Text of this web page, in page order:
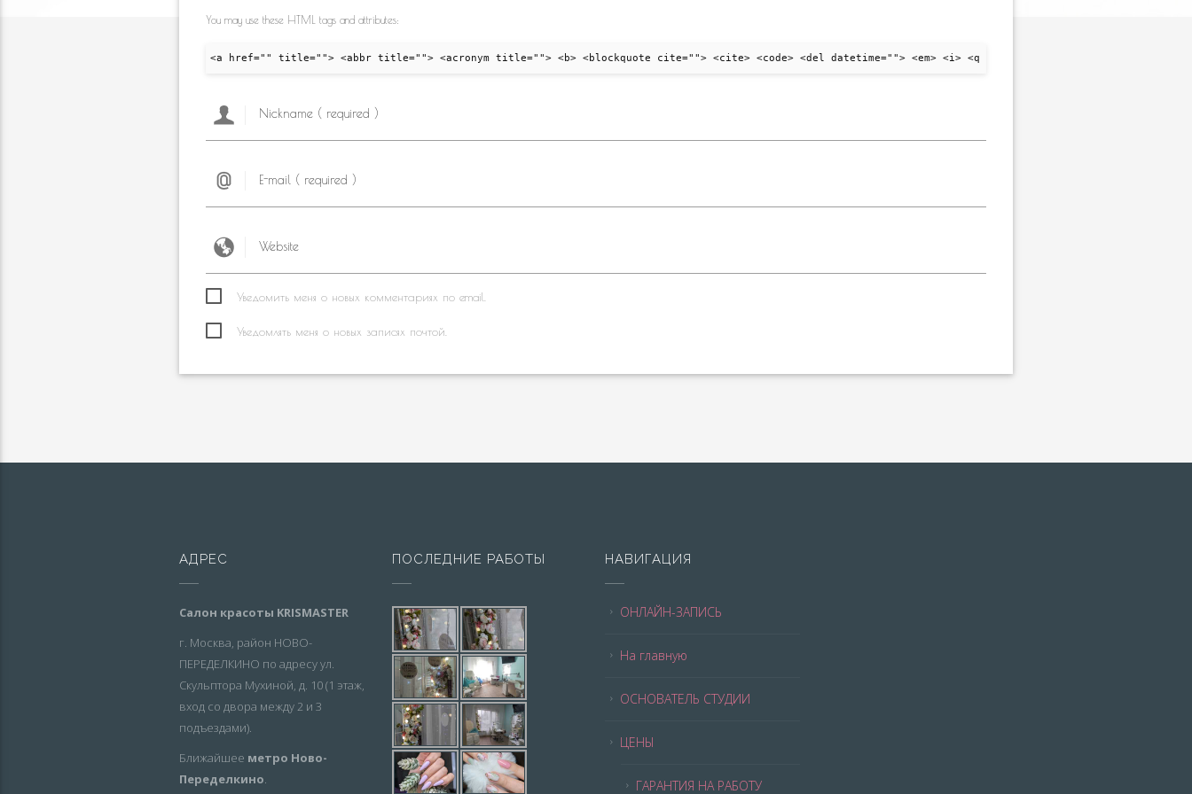
You may use these HTML tags and attributes:
<a href="" title=""> <abbr title=""> <acronym title=""> <b> <blockquote cite=""> <cite> <code> <del datetime=""> <em> <i> <q cite=""> <strike> <strong>
Уведомить меня о новых комментариях по email.
Уведомлять меня о новых записях почтой.
АДРЕС
Салон красоты KRISMASTER
г. Москва, район НОВО-
ПЕРЕДЕЛКИНО по адресу ул.
Скульптора Мухиной, д. 10 (1 этаж,
вход со двора между 2 и 3
подъездами).
Ближайшее метро Ново-
Переделкино.
ПОСЛЕДНИЕ РАБОТЫ НАВИГАЦИЯ
ОНЛАЙН-ЗАПИСЬ
На главную
ОСНОВАТЕЛЬ СТУДИИ
ЦЕНЫ
ГАРАНТИЯ НА РАБОТУ